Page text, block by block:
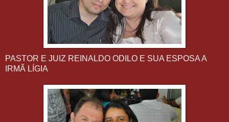
PASTOR E JUIZ REINALDO ODILO E SUA ESPOSA A
IRMÃ LÍGIA